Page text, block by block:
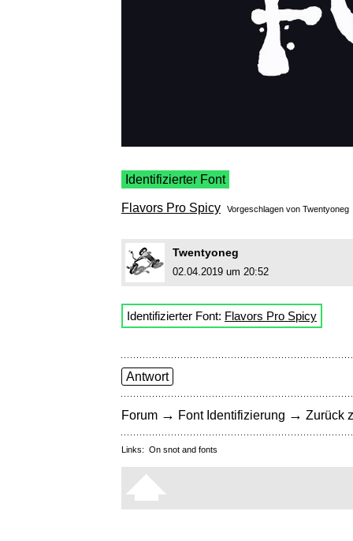
Identifizierter Font
Flavors Pro Spicy Vorgeschlagen von Twentyoneg
Twentyoneg
02.04.2019 um 20:52
Identifizierter Font: Flavors Pro Spicy
Antwort
Forum → Font Identifizierung → Zurück
Links: On snot and fonts